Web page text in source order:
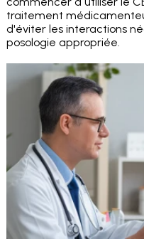
traitement
d'éviter les interactions
posologie appropriée.